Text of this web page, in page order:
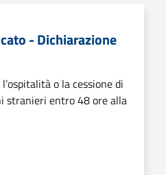
- Dichiarazione
o la cessione di
stranieri entro 48 ore alla